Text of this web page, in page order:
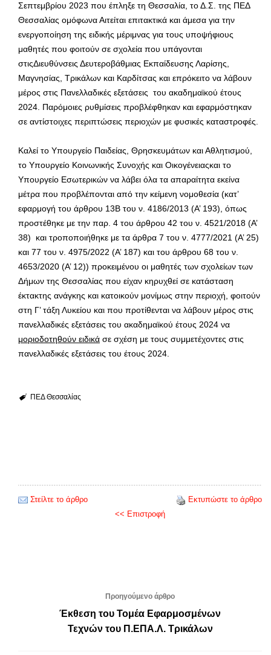
Σεπτεμβρίου 2023 που έπληξε τη Θεσσαλία, το Δ.Σ. της ΠΕΔ
Θεσσαλίας ομόφωνα Αιτείται επιτακτικά και άμεσα για την
ενεργοποίηση της ειδικής μέριμνας για τους υποψήφιους
μαθητές που φοιτούν σε σχολεία που υπάγονται
στιςΔιευθύνσεις Δευτεροβάθμιας Εκπαίδευσης Λαρίσης,
Μαγνησίας, Τρικάλων και Καρδίτσας και επρόκειτο να λάβουν
μέρος στις Πανελλαδικές εξετάσεις του ακαδημαϊκού έτους
2024. Παρόμοιες ρυθμίσεις προβλέφθηκαν και εφαρμόστηκαν
σε αντίστοιχες περιπτώσεις περιοχών με φυσικές καταστροφές.
Καλεί το Υπουργείο Παιδείας, Θρησκευμάτων και Αθλητισμού,
το Υπουργείο Κοινωνικής Συνοχής και Οικογένειαςκαι το
Υπουργείο Εσωτερικών να λάβει όλα τα απαραίτητα εκείνα
μέτρα που προβλέπονται από την κείμενη νομοθεσία (κατ’
εφαρμογή του άρθρου 13Β του ν. 4186/2013 (Α’ 193), όπως
προστέθηκε με την παρ. 4 του άρθρου 42 του ν. 4521/2018 (Α’
38) και τροποποιήθηκε με τα άρθρα 7 του ν. 4777/2021 (Α’ 25)
και 77 του ν. 4975/2022 (Α’ 187) και του άρθρου 68 του ν.
4653/2020 (Α’ 12)) προκειμένου οι μαθητές των σχολείων των
Δήμων της Θεσσαλίας που είχαν κηρυχθεί σε κατάσταση
έκτακτης ανάγκης και κατοικούν μονίμως στην περιοχή, φοιτούν
στη Γ’ τάξη Λυκείου και που προτίθενται να λάβουν μέρος στις
πανελλαδικές εξετάσεις του ακαδημαϊκού έτους 2024 να
μοριοδοτηθούν ειδικά σε σχέση με τους συμμετέχοντες στις
πανελλαδικές εξετάσεις του έτους 2024.
ΠΕΔ Θεσσαλίας
Στείλτε το άρθρο
Εκτυπώστε το άρθρο
<< Επιστροφή
Προηγούμενο άρθρο
Έκθεση του Τομέα Εφαρμοσμένων
Τεχνών του Π.ΕΠΑ.Λ. Τρικάλων